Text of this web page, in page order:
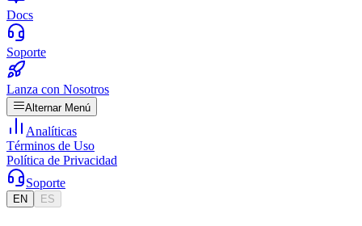
Docs
Soporte
Lanza con Nosotros
Alternar Menú
Analíticas
Términos de Uso
Política de Privacidad
Soporte
EN ES